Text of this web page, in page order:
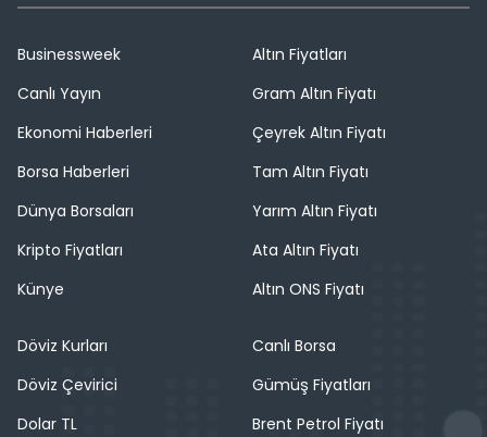
Businessweek
Canlı Yayın
Ekonomi Haberleri
Borsa Haberleri
Dünya Borsaları
Kripto Fiyatları
Künye
Altın Fiyatları
Gram Altın Fiyatı
Çeyrek Altın Fiyatı
Tam Altın Fiyatı
Yarım Altın Fiyatı
Ata Altın Fiyatı
Altın ONS Fiyatı
Döviz Kurları
Döviz Çevirici
Dolar TL
Canlı Borsa
Gümüş Fiyatları
Brent Petrol Fiyatı